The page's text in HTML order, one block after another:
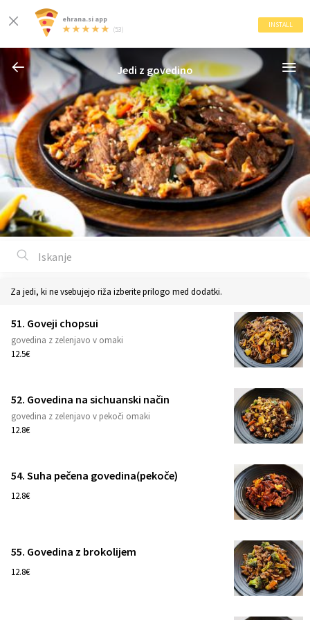
ehrana.si app
(53)
INSTALL
Jedi z govedino
Za jedi, ki ne vsebujejo riža izberite prilogo med dodatki.
51. Goveji chopsui
govedina z zelenjavo v omaki
12.5€
52. Govedina na sichuanski način
govedina z zelenjavo v pekoči omaki
12.8€
54. Suha pečena govedina(pekoče)
12.8€
55. Govedina z brokolijem
12.8€